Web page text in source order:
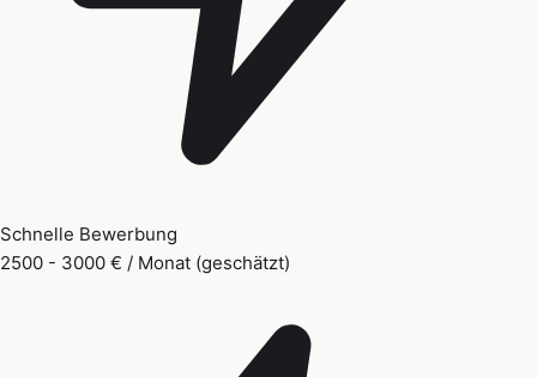
Schnelle Bewerbung
2500 - 3000 € / Monat (geschätzt)